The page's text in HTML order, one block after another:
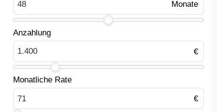
Anzahlung
Monatliche Rate